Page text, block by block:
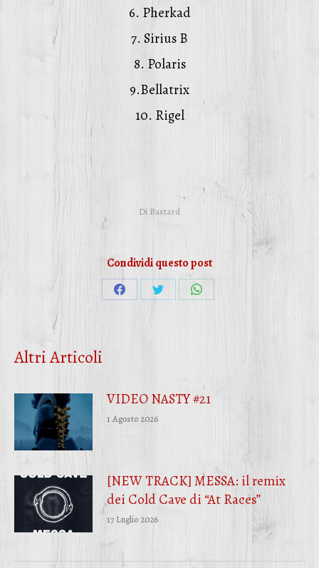
6. Pherkad
7. Sirius B
8. Polaris
9.Bellatrix
10. Rigel
Di Bastard
Condividi questo post
CondividiCondividiCondividi
Altri Articoli
VIDEO NASTY #21
1 Agosto 2026
[NEW TRACK] MESSA: il remix
dei Cold Cave di “At Races”
17 Luglio 2026